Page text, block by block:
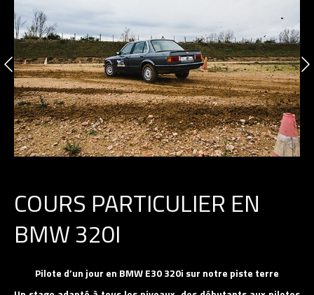
COURS PARTICULIER EN
BMW 320I
Pilote d’un jour en BMW E30 320i sur notre piste terre